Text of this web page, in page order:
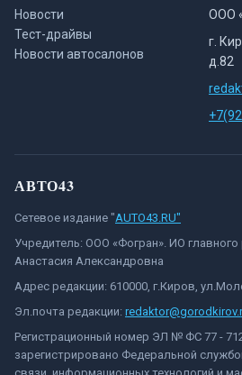
Новости
Тест-драйвы
Новости автосалонов
ООО
г.
д.82
АВТО43
Сетевое издание "AUTO43.RU"
Учредитель: ООО «Фогран». ИО
Анастасия Александровна
Адрес редакции: 610000, г.Киров,
Эл.почта редакции:
Регистрационный номер ЭЛ № ФС 77 -
зарегистрировано Федеральной